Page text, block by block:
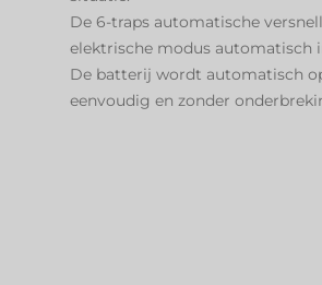
De 6-traps automatische
elektrische modus automatisch
De batterij wordt automatisch
eenvoudig en zonder